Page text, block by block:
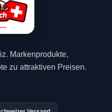
Markenprodukte,
zu attraktiven Preisen.